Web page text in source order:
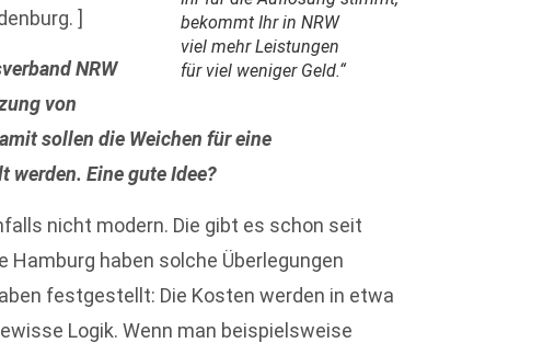
bekommt Ihr in NRW
viel mehr Leistungen
für viel weniger Geld.“
]
NRW
von
sollen die Weichen für eine
werden. Eine gute Idee?
nicht modern. Die gibt es schon seit
Hamburg haben solche Überlegungen
festgestellt: Die Kosten werden in etwa
Logik. Wenn man beispielsweise